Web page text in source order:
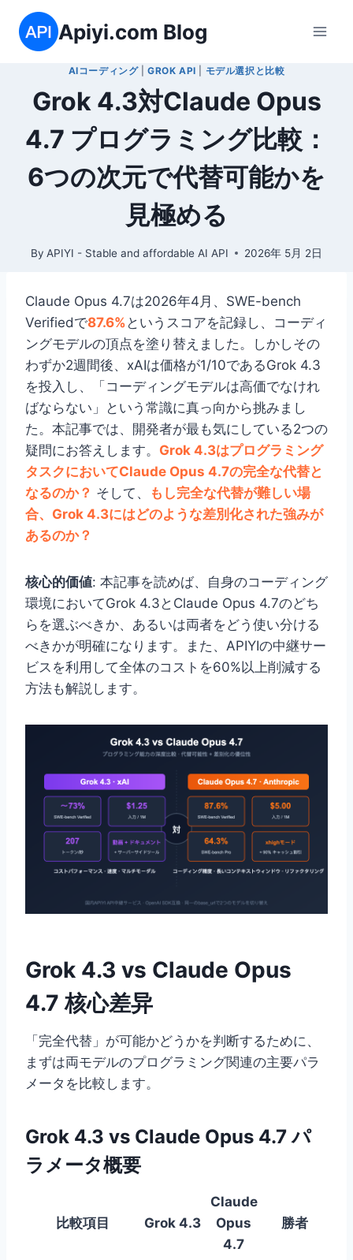
Apiyi.com Blog
AIコーディング|GROK API モデル選択と比較
Grok 4.3対Claude Opus
4.7 プログラミング比較：
6つの次元で代替可能かを
見極める
By APIYI - Stable and affordable AI API 2026年 5月 2日
Claude Opus 4.7は2026年4月、SWE-bench
Verifiedで87.6% というスコアを記録し、コーディ
ングモデルの頂点を塗り替えました。しかしその
わずか2週間後、xAIは価格が1/10であるGrok 4.3
を投入し、「コーディングモデルは高価でなけれ
ばならない」という常識に真っ向から挑みまし
た。本記事では、開発者が最も気にしている2つの
疑問にお答えします。 Grok 4.3はプログラミング
タスクにおいてClaude Opus 4.7の完全な代替と
なるのか？ そして、
もし完全な代替が難しい場
合、Grok 4.3にはどのような差別化された強みが
あるのか？
核心的価値: 本記事を読めば、自身のコーディング
環境においてGrok 4.3とClaude Opus 4.7のどち
らを選ぶべきか、あるいは両者をどう使い分ける
べきかが明確になります。また、APIYIの中継サー
ビスを利用して全体のコストを60%以上削減する
方法も解説します。
Grok 4.3 vs Claude Opus
4.7 核心差异
「完全代替」が可能かどうかを判断するために、
まずは両モデルのプログラミング関連の主要パラ
メータを比較します。
Grok 4.3 vs Claude Opus 4.7 パ
ラメータ概要
比較項目 Grok 4.3
Claude
Opus
4.7
勝者